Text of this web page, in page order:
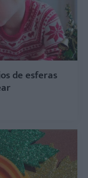
de esferas